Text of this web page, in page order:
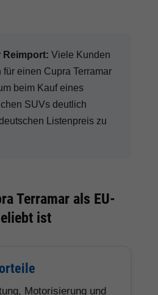
Reimport: Viele Kunden
einen Cupra Terramar
beim Kauf eines
SUVs deutlich
Listenpreis zu
Terramar als EU-
ist
Motorisierung und